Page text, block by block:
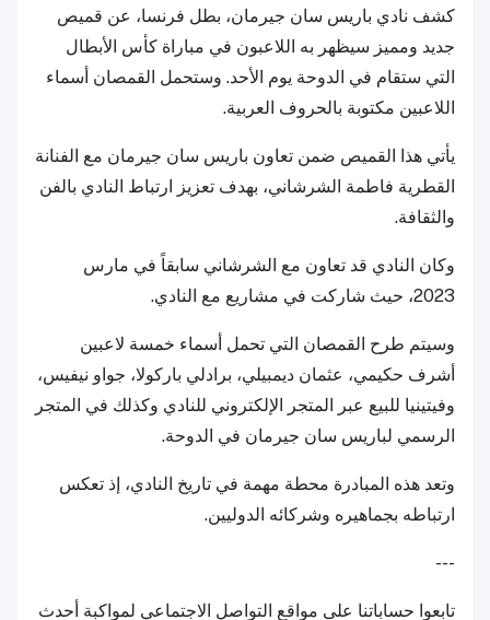
كشف نادي باريس سان جيرمان، بطل فرنسا، عن قميص
جديد ومميز سيظهر به اللاعبون في مباراة كأس الأبطال
التي ستقام في الدوحة يوم الأحد. وستحمل القمصان أسماء
اللاعبين مكتوبة بالحروف العربية.
يأتي هذا القميص ضمن تعاون باريس سان جيرمان مع الفنانة
القطرية فاطمة الشرشاني، بهدف تعزيز ارتباط النادي بالفن
والثقافة.
وكان النادي قد تعاون مع الشرشاني سابقاً في مارس
2023، حيث شاركت في مشاريع مع النادي.
وسيتم طرح القمصان التي تحمل أسماء خمسة لاعبين
أشرف حكيمي، عثمان ديمبيلي، برادلي باركولا، جواو نيفيس،
وفيتينيا للبيع عبر المتجر الإلكتروني للنادي وكذلك في المتجر
الرسمي لباريس سان جيرمان في الدوحة.
وتعد هذه المبادرة محطة مهمة في تاريخ النادي، إذ تعكس
ارتباطه بجماهيره وشركائه الدوليين.
---
تابعوا حساباتنا على مواقع التواصل الاجتماعي لمواكبة أحدث